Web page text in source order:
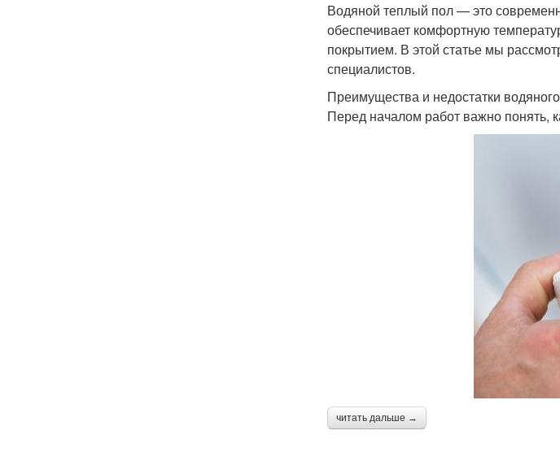
Водяной теплый пол — это
обеспечивает комфортную
покрытием. В этой статье мы
специалистов.
Преимущества и недостатки
Перед началом работ важно понять,
читать дальше →